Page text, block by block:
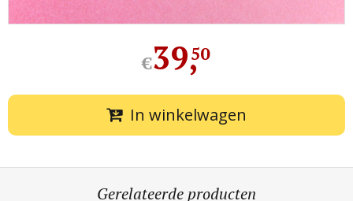
€39,
50
In winkelwagen
Gerelateerde producten